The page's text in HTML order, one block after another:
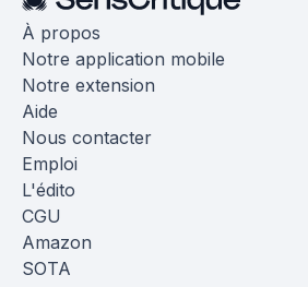
À propos
Notre application mobile
Notre extension
Aide
Nous contacter
Emploi
L'édito
CGU
Amazon
SOTA